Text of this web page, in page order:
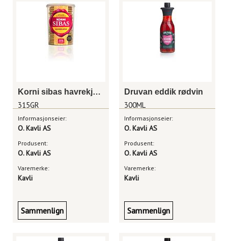
Korni sibas havrekjeks
315GR
Informasjonseier:
O. Kavli AS
Produsent:
O. Kavli AS
Varemerke:
Kavli
Sammenlign
Druvan eddik rødvin
300ML
Informasjonseier:
O. Kavli AS
Produsent:
O. Kavli AS
Varemerke:
Kavli
Sammenlign